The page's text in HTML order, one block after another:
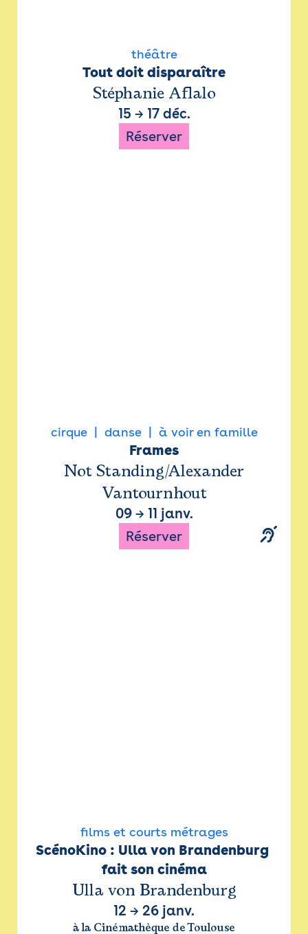
théâtre
Tout doit disparaître
Stéphanie Aflalo
15 → 17 déc.
Réserver
cirque danse à voir en famille
Frames
Not Standing/Alexander
Vantournhout
09→ 11 janv.
Réserver
films et courts métrages
ScénoKino : Ulla von Brandenburg
fait son cinéma
Ulla von Brandenburg
12 → 26 janv.
à la Cinémathèque de Toulouse